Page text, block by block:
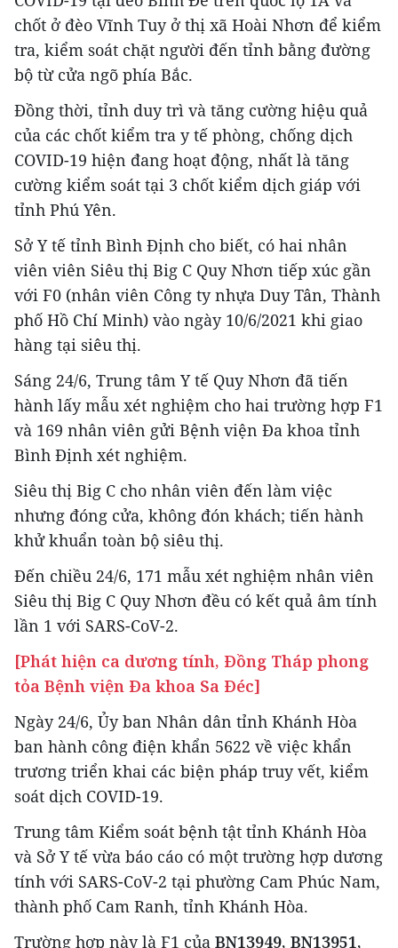
chốt ở đèo Vĩnh Tuy ở thị xã Hoài Nhơn để kiểm
tra, kiểm soát chặt người đến tỉnh bằng đường
bộ từ cửa ngõ phía Bắc.
Đồng thời, tỉnh duy trì và tăng cường hiệu quả
của các chốt kiểm tra y tế phòng, chống dịch
COVID-19 hiện đang hoạt động, nhất là tăng
cường kiểm soát tại 3 chốt kiểm dịch giáp với
tỉnh Phú Yên.
Sở Y tế tỉnh Bình Định cho biết, có hai nhân
viên viên Siêu thị Big C Quy Nhơn tiếp xúc gần
với F0 (nhân viên Công ty nhựa Duy Tân, Thành
phố Hồ Chí Minh) vào ngày 10/6/2021 khi giao
hàng tại siêu thị.
Sáng 24/6, Trung tâm Y tế Quy Nhơn đã tiến
hành lấy mẫu xét nghiệm cho hai trường hợp F1
và 169 nhân viên gửi Bệnh viện Đa khoa tỉnh
Bình Định xét nghiệm.
Siêu thị Big C cho nhân viên đến làm việc
nhưng đóng cửa, không đón khách; tiến hành
khử khuẩn toàn bộ siêu thị.
Đến chiều 24/6, 171 mẫu xét nghiệm nhân viên
Siêu thị Big C Quy Nhơn đều có kết quả âm tính
lần 1 với SARS-CoV-2.
[Phát hiện ca dương tính, Đồng Tháp phong
tỏa Bệnh viện Đa khoa Sa Đéc]
Ngày 24/6, Ủy ban Nhân dân tỉnh Khánh Hòa
ban hành công điện khẩn 5622 về việc khẩn
trương triển khai các biện pháp truy vết, kiểm
soát dịch COVID-19.
Trung tâm Kiểm soát bệnh tật tỉnh Khánh Hòa
và Sở Y tế vừa báo cáo có một trường hợp dương
tính với SARS-CoV-2 tại phường Cam Phúc Nam,
thành phố Cam Ranh, tỉnh Khánh Hòa.
Trường hợp này là F1 của BN13949, BN13951,